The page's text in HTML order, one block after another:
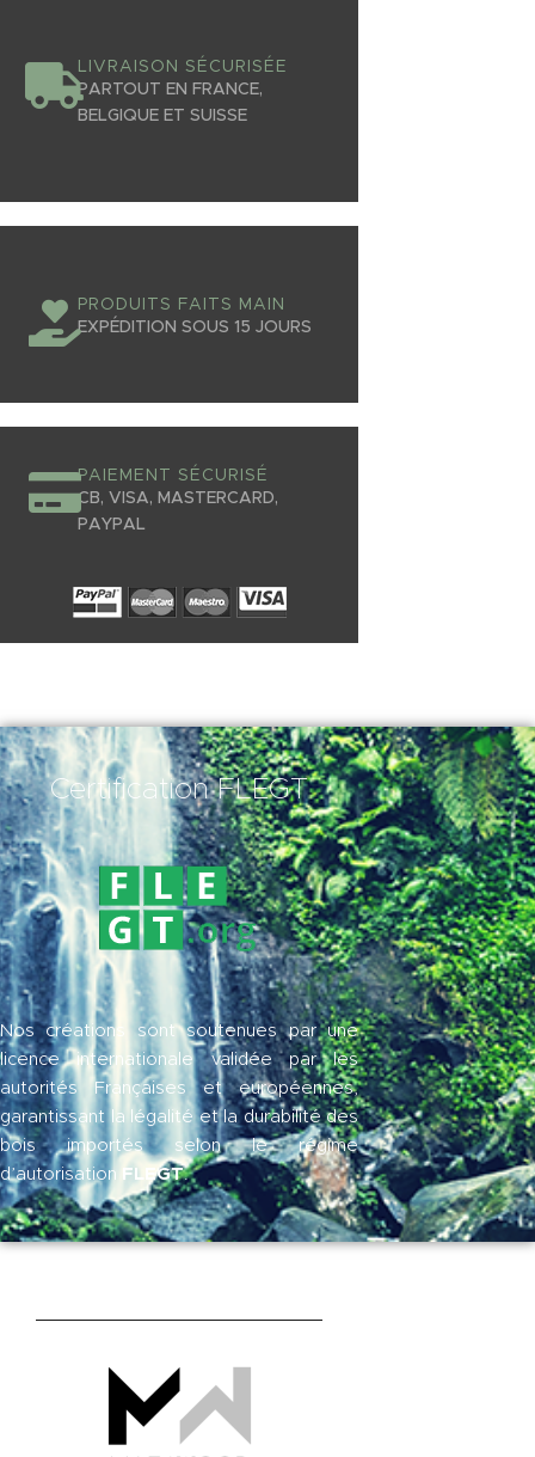
LIVRAISON SÉCURISÉE
PARTOUT EN FRANCE,
BELGIQUE ET SUISSE
PRODUITS FAITS MAIN
EXPÉDITION SOUS 15 JOURS
PAIEMENT SÉCURISÉ
CB, VISA, MASTERCARD,
PAYPAL
Certification FLEGT
Nos créations sont soutenues par une
licence internationale validée par les
autorités Françaises et européennes,
garantissant la légalité et la durabilité des
bois importés selon le régime
d’autorisation FLEGT.